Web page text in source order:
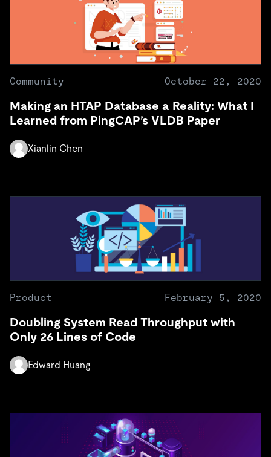
Community October 22, 2020
Making an HTAP Database a Reality: What I
Learned from PingCAP’s VLDB Paper
Xianlin Chen
Product February 5, 2020
Doubling System Read Throughput with
Only 26 Lines of Code
Edward Huang